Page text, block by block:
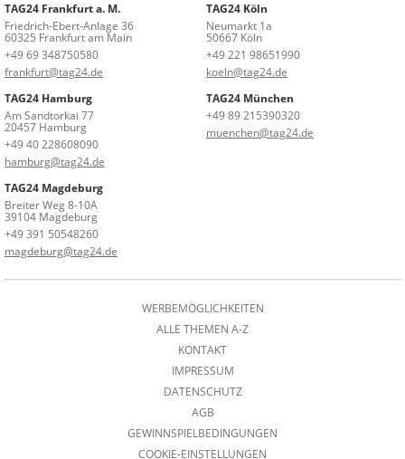
TAG24 Frankfurt a. M.
Friedrich-Ebert-Anlage 36
60325 Frankfurt am Main
+49 69 348750580
frankfurt@tag24.de
TAG24 Köln
Neumarkt 1a
50667 Köln
+49 221 98651990
koeln@tag24.de
TAG24 Hamburg
Am Sandtorkai 77
20457 Hamburg
+49 40 228608090
hamburg@tag24.de
TAG24 München
+49 89 215390320
muenchen@tag24.de
TAG24 Magdeburg
Breiter Weg 8-10A
39104 Magdeburg
+49 391 50548260
magdeburg@tag24.de
WERBEMÖGLICHKEITEN
ALLE THEMEN A-Z
KONTAKT
IMPRESSUM
DATENSCHUTZ
AGB
GEWINNSPIELBEDINGUNGEN
COOKIE-EINSTELLUNGEN